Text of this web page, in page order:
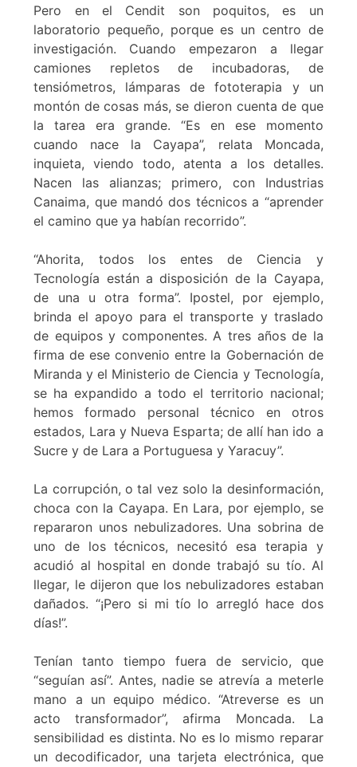
Pero en el Cendit son poquitos, es un
laboratorio pequeño, porque es un centro de
investigación. Cuando empezaron a llegar
camiones repletos de incubadoras, de
tensiómetros, lámparas de fototerapia y un
montón de cosas más, se dieron cuenta de que
la tarea era grande. “Es en ese momento
cuando nace la Cayapa”, relata Moncada,
inquieta, viendo todo, atenta a los detalles.
Nacen las alianzas; primero, con Industrias
Canaima, que mandó dos técnicos a “aprender
el camino que ya habían recorrido”.
“Ahorita, todos los entes de Ciencia y
Tecnología están a disposición de la Cayapa,
de una u otra forma”. Ipostel, por ejemplo,
brinda el apoyo para el transporte y traslado
de equipos y componentes. A tres años de la
firma de ese convenio entre la Gobernación de
Miranda y el Ministerio de Ciencia y Tecnología,
se ha expandido a todo el territorio nacional;
hemos formado personal técnico en otros
estados, Lara y Nueva Esparta; de allí han ido a
Sucre y de Lara a Portuguesa y Yaracuy”.
La corrupción, o tal vez solo la desinformación,
choca con la Cayapa. En Lara, por ejemplo, se
repararon unos nebulizadores. Una sobrina de
uno de los técnicos, necesitó esa terapia y
acudió al hospital en donde trabajó su tío. Al
llegar, le dijeron que los nebulizadores estaban
dañados. “¡Pero si mi tío lo arregló hace dos
días!”.
Tenían tanto tiempo fuera de servicio, que
“seguían así”. Antes, nadie se atrevía a meterle
mano a un equipo médico. “Atreverse es un
acto transformador”, afirma Moncada. La
sensibilidad es distinta. No es lo mismo reparar
un decodificador, una tarjeta electrónica, que